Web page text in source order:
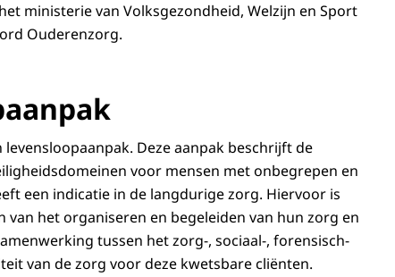
ministerie van Volksgezondheid, Welzijn en Sport
Ouderenzorg.
Deze aanpak beschrijft de
voor mensen met onbegrepen en
een indicatie in de langdurige zorg. Hiervoor is
het organiseren en begeleiden van hun zorg en
tussen het zorg-, sociaal-, forensisch-
van de zorg voor deze kwetsbare cliënten.